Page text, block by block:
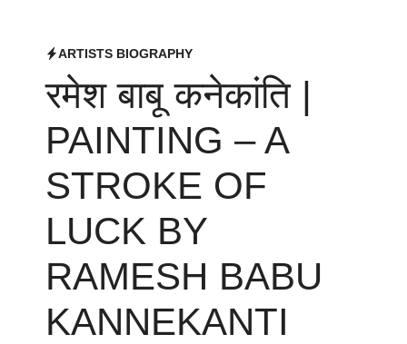
ARTISTS BIOGRAPHY
रमेश बाबू कनेकांति |
PAINTING – A
STROKE OF
LUCK BY
RAMESH BABU
KANNEKANTI